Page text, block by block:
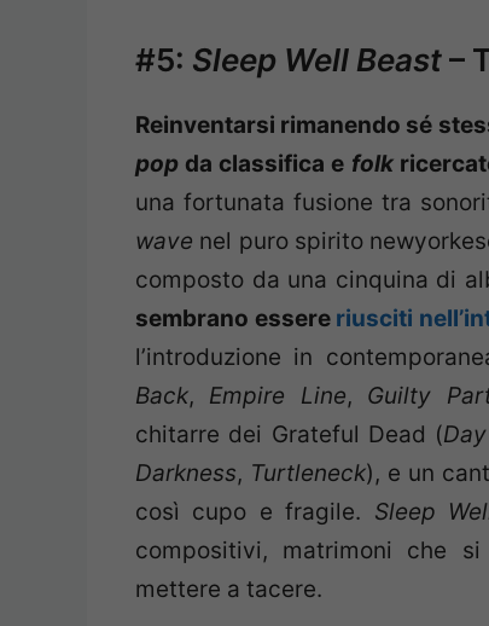
#5: Sleep Well Beast–
Reinventarsi rimanendo sé
pop da classifica e folk
una fortunata fusione tra
wave nel puro spirito
composto da una cinquina di
sembrano essere riusciti
l’introduzione in
Back, Empire Line, Guilty
chitarre dei Grateful Dead (
Darkness, Turtleneck), e un
così cupo e fragile. Sleep
compositivi, matrimoni che
mettere a tacere.